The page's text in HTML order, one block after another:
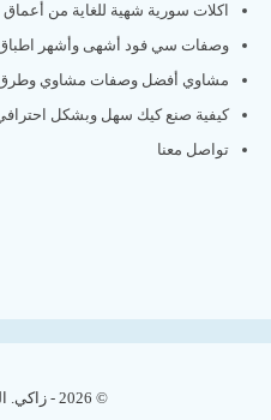
اكلات سورية شهية للغاية من
وصفات سي فود أشهى وأشهر اطباق
مشاوي أفضل وصفات مشاوي وطرق
كيفية صنع كيك سهل وبشكل
تواصل معنا
© 2026 - زاكي. الحقوق محفوظة.